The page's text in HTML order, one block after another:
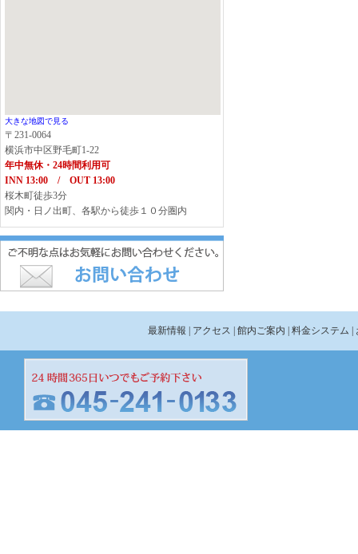
大きな地図で見る
〒231-0064
横浜市中区野毛町1-22
年中無休・24時間利用可
INN 13:00 / OUT 13:00
桜木町徒歩3分
関内・日ノ出町、各駅から徒歩１０分圏内
最新情報 | アクセス | 館内ご案内 | 料金システム